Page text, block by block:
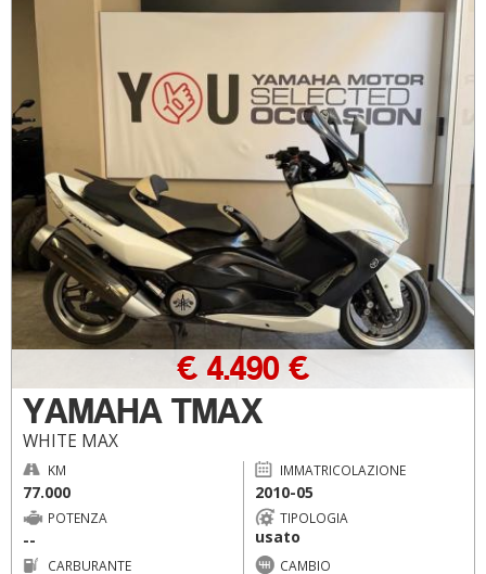
YAMAHA TMAX
WHITE MAX
€ 4.490 €
KM
77.000
IMMATRICOLAZIONE
2010-05
POTENZA
--
TIPOLOGIA
usato
CARBURANTE CAMBIO